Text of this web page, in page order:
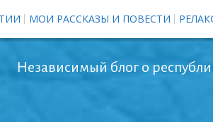
МОИ РАССКАЗЫ И ПОВЕСТИ
Независимый блог о